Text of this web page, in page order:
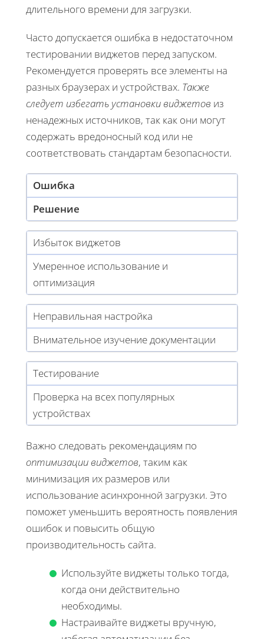
длительного времени для загрузки.
Часто допускается ошибка в недостаточном
тестировании виджетов перед запуском.
Рекомендуется проверять все элементы на
разных браузерах и устройствах. Также
следует избегать установки виджетов из
ненадежных источников, так как они могут
содержать вредоносный код или не
соответствовать стандартам безопасности.
Ошибка
Решение
Избыток виджетов
Умеренное использование и
оптимизация
Неправильная настройка
Внимательное изучение документации
Тестирование
Проверка на всех популярных
устройствах
Важно следовать рекомендациям по
оптимизации виджетов, таким как
минимизация их размеров или
использование асинхронной загрузки. Это
поможет уменьшить вероятность появления
ошибок и повысить общую
производительность сайта.
Используйте виджеты только тогда,
когда они действительно
необходимы.
Настраивайте виджеты вручную,